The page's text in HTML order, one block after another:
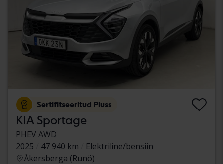
Sertifitseeritud Pluss
KIA Sportage
PHEV AWD
2025
47 940 km
Elektriline/bensiin
Åkersberga (Runö)